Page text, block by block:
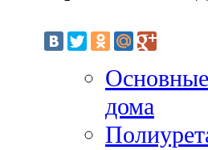
Основные
дома